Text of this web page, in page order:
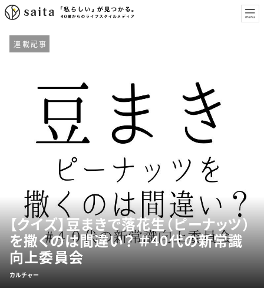
連載記事
【クイズ】豆まきで落花生（ピーナッツ）
を撒くのは間違い？ ＃40代の新常識
向上委員会
カルチャー